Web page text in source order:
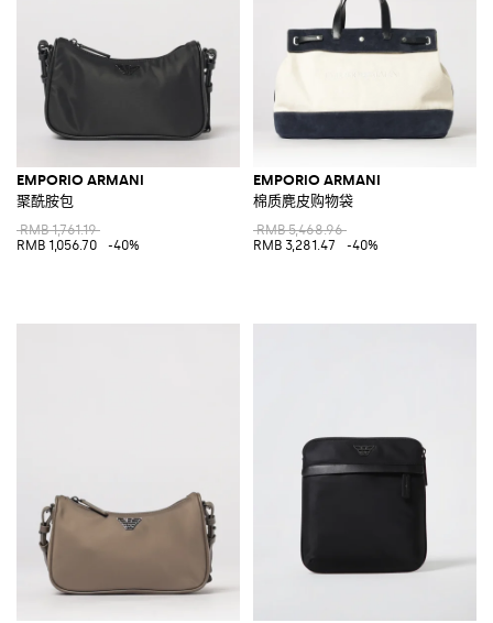
EMPORIO ARMANI
聚酰胺包
RMB 1,761.19
RMB 1,056.70
-40%
EMPORIO ARMANI
棉质麂皮购物袋
RMB 5,468.96
RMB 3,281.47
-40%